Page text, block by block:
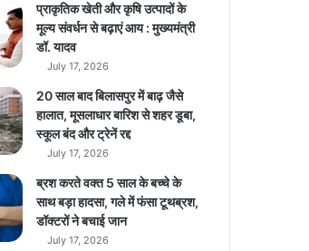
प्राकृतिक खेती और कृषि उत्पादों के
मूल्य संवर्धन से बढ़ाएं आय : मुख्यमंत्री
डॉ. यादव
July 17, 2026
20 साल बाद बिलासपुर में बाढ़ जैसे
हालात, मूसलाधार बारिश से शहर डूबा,
स्कूल बंद और ट्रेनें रद्द
July 17, 2026
ब्रश करते वक्त 5 साल के बच्चे के
साथ बड़ा हादसा, गले में फंसा टूथब्रश,
डॉक्टरों ने बचाई जान
July 17, 2026